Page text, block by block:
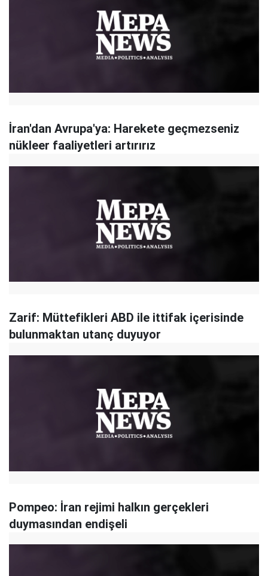
İran'dan Avrupa'ya: Harekete geçmezseniz
nükleer faaliyetleri artırırız
Zarif: Müttefikleri ABD ile ittifak içerisinde
bulunmaktan utanç duyuyor
Pompeo: İran rejimi halkın gerçekleri
duymasından endişeli